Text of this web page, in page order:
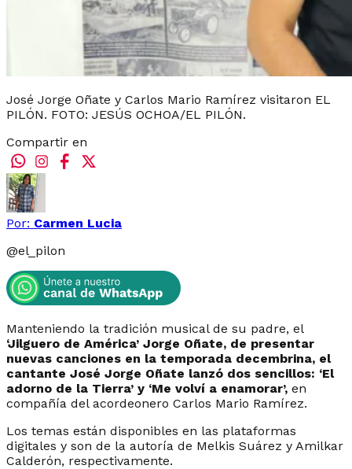
José Jorge Oñate y Carlos Mario Ramírez visitaron EL
PILÓN. FOTO: JESÚS OCHOA/EL PILÓN.
Compartir en
Por: Carmen Lucia
@el_pilon
Manteniendo la tradición musical de su padre, el
‘Jilguero de América’ Jorge Oñate, de presentar
nuevas canciones en la temporada decembrina, el
cantante José Jorge Oñate lanzó dos sencillos: ‘El
adorno de la Tierra’ y ‘Me volví a enamorar’, en
compañía del acordeonero Carlos Mario Ramírez.
Los temas están disponibles en las plataformas
digitales y son de la autoría de Melkis Suárez y Amilkar
Calderón, respectivamente.